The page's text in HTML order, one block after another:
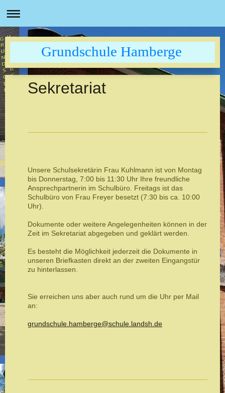
Grundschule Hamberge
Sekretariat
Unsere Schulsekretärin Frau Kuhlmann ist von Montag
bis Donnerstag, 7:00 bis 11:30 Uhr Ihre freundliche
Ansprechpartnerin im Schulbüro. Freitags ist das
Schulbüro von Frau Freyer besetzt (7:30 bis ca. 10:00
Uhr).
Dokumente oder weitere Angelegenheiten können in der
Zeit im Sekretariat abgegeben und geklärt werden.
Es besteht die Möglichkeit jederzeit die Dokumente in
unseren Briefkasten direkt an der zweiten Eingangstür
zu hinterlassen.
Sie erreichen uns aber auch rund um die Uhr per Mail
an:
grundschule.hamberge@schule.landsh.de